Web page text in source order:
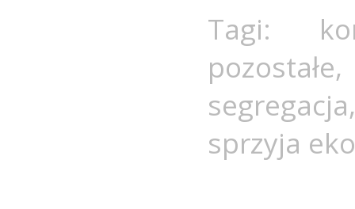
Tagi:
pozostałe
segregacja
sprzyja